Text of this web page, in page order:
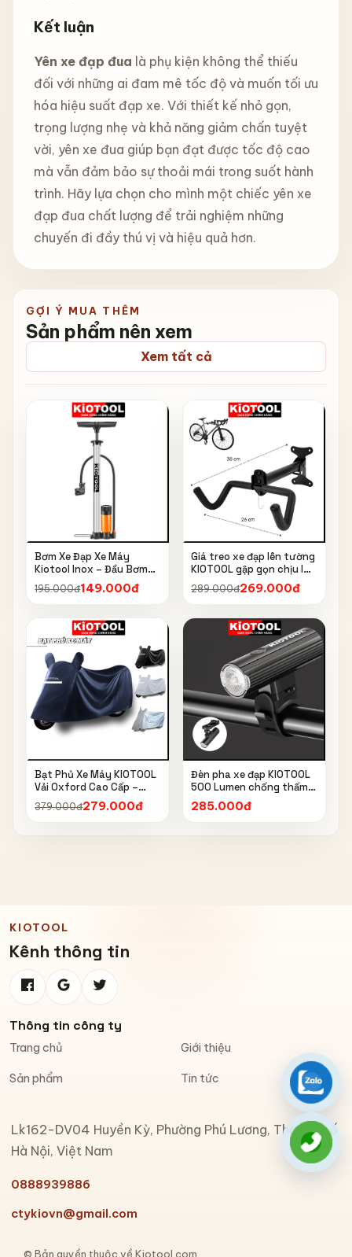
Kết luận
Yên xe đạp đua là phụ kiện không thể thiếu
đối với những ai đam mê tốc độ và muốn tối ưu
hóa hiệu suất đạp xe. Với thiết kế nhỏ gọn,
trọng lượng nhẹ và khả năng giảm chấn tuyệt
vời, yên xe đua giúp bạn đạt được tốc độ cao
mà vẫn đảm bảo sự thoải mái trong suốt hành
trình. Hãy lựa chọn cho mình một chiếc yên xe
đạp đua chất lượng để trải nghiệm những
chuyến đi đầy thú vị và hiệu quả hơn.
GỢI Ý MUA THÊM
Sản phẩm nên xem
Xem tất cả
Bơm Xe Đạp Xe Máy
Kiotool Inox – Đầu Bơm
Thông Minh, Kèm Bơm
Bóng, Đồng Hồ 160 PSI
195.000đ149.000đ
Giá treo xe đạp lên tường
KIOTOOL gập gọn chịu lực
cao kèm móc treo mũ bảo
hiểm
289.000đ269.000đ
Bạt Phủ Xe Máy KIOTOOL
Vải Oxford Cao Cấp –
Chống Nắng, Chống Mưa,
Chống Bụi, Chống Tia UV,
379.000đ279.000đ
Đèn pha xe đạp KIOTOOL
500 Lumen chống thấm
nước IPX6 6603
285.000đ
KIOTOOL
Kênh thông tin
Thông tin công ty
Trang chủ Giới thiệu
Sản phẩm Tin tức
Lk162-DV04 Huyền Kỳ, Phường Phú Lương, Thành phố
Hà Nội, Việt Nam
0888939886
ctykiovn@gmail.com
© Bản quyền thuộc về Kiotool.com
Zalo
Gọi